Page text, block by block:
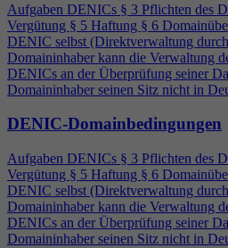
Aufgaben DENICs § 3 Pflichten des
Vergütung § 5 Haftung § 6
DENIC selbst (Direktverwaltung
Domaininhaber kann die Verwaltung
DENICs an der Überprüfung seiner
Domaininhaber seinen Sitz nicht in
DENIC-Domainbedingungen
Aufgaben DENICs § 3 Pflichten des
Vergütung § 5 Haftung § 6
DENIC selbst (Direktverwaltung
Domaininhaber kann die Verwaltung
DENICs an der Überprüfung seiner
Domaininhaber seinen Sitz nicht in